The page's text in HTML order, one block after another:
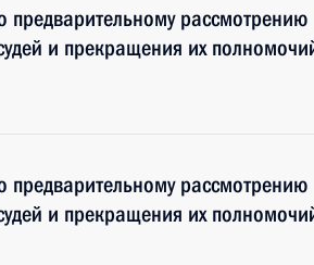
предварительному рассмотрению
и прекращения их
предварительному рассмотрению
и прекращения их